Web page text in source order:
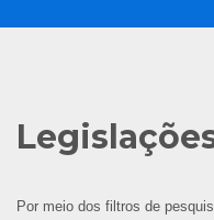
Por meio dos filtros de